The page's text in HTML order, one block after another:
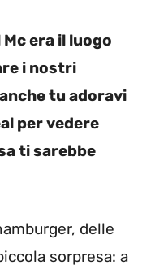
era il luogo
i nostri
tu adoravi
per vedere
ti sarebbe
delle
sorpresa: a